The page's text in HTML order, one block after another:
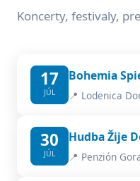
Koncerty, festivaly,
17
JÚL
Bohemia
📍 Lodenica
30
JÚL
Hudba Žije
📍 Penzión